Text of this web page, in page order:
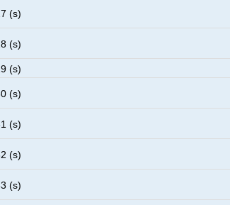
(s)
(s)
(s)
(s)
(s)
(s)
(s)